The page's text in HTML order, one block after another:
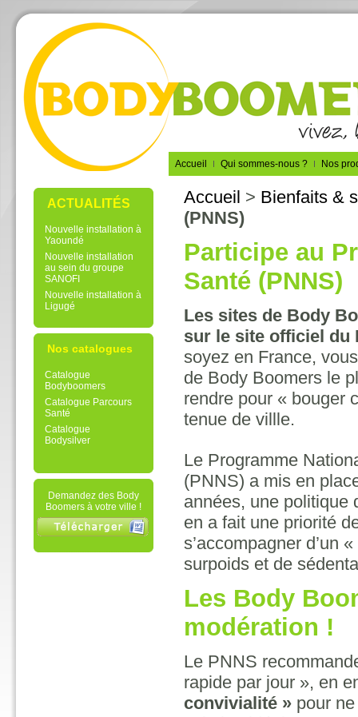
Accueil Qui sommes-nous ? Nos
ACTUALITÉS
Nouvelle installation à
Yaoundé
Nouvelle installation
au sein du groupe
SANOFI
Nouvelle installation à
Ligugé
Nos catalogues
Catalogue
Bodyboomers
Catalogue Parcours
Santé
Catalogue
Bodysilver
Demandez des Body
Boomers à votre ville !
Accueil > Bienfaits &
(PNNS)
Participe au
Santé (PNNS)
Les sites de Body
sur le site officiel du
soyez en France,
de Body Boomers le
rendre pour « bouger
tenue de villle.
Le Programme
(PNNS) a mis en
années, une politique
en a fait une priorité
s’accompagner d’un
surpoids et de
Les Body
modération !
Le PNNS
rapide par jour », en
convivialité »pour ne